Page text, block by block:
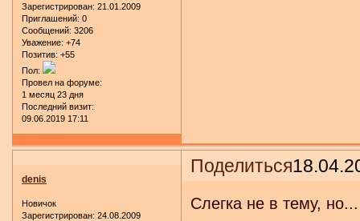
Зарегистрирован: 21.01.2009
Приглашений: 0
Сообщений: 3206
Уважение: +74
Позитив: +55
Пол:
Провел на форуме:
1 месяц 23 дня
Последний визит:
09.06.2019 17:11
Поделиться
denis
Новичок
Зарегистрирован: 24.08.2009
Слегка не в тему, но...